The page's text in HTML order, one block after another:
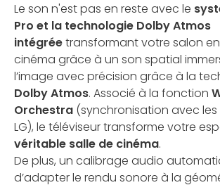
Le son n'est pas en reste avec le
Pro et la technologie Dolby Atmos
intégréetransformant votre salon
cinéma grâce à un son spatial
l’image avec précision grâce à la
Dolby Atmos. Associé à la fonction
Orchestra (synchronisation avec
LG), le téléviseur transforme votre
véritable salle de cinéma.
De plus, un calibrage audio
d’adapter le rendu sonore à la